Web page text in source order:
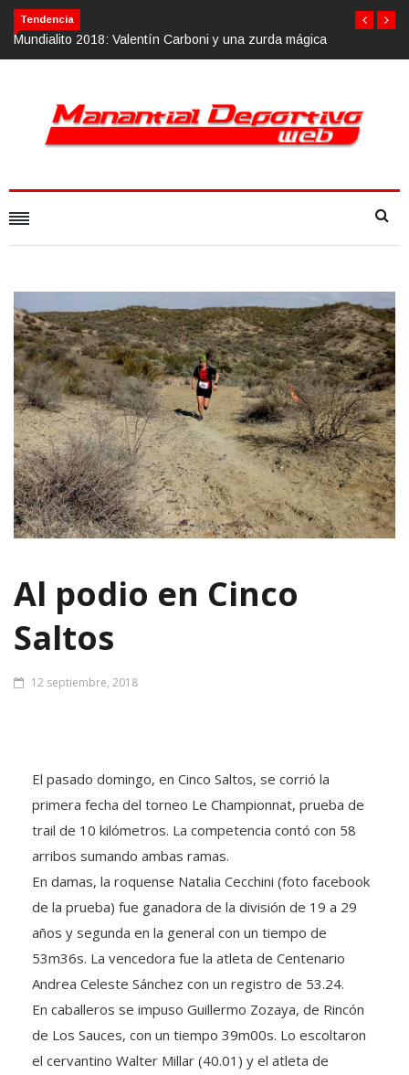
Tendencia
Mundialito 2018: Valentín Carboni y una zurda mágica
Al podio en Cinco
Saltos
12 septiembre, 2018
El pasado domingo, en Cinco Saltos, se corrió la
primera fecha del torneo Le Championnat, prueba de
trail de 10 kilómetros. La competencia contó con 58
arribos sumando ambas ramas.
En damas, la roquense Natalia Cecchini (foto facebook
de la prueba) fue ganadora de la división de 19 a 29
años y segunda en la general con un tiempo de
53m36s. La vencedora fue la atleta de Centenario
Andrea Celeste Sánchez con un registro de 53.24.
En caballeros se impuso Guillermo Zozaya, de Rincón
de Los Sauces, con un tiempo 39m00s. Lo escoltaron
el cervantino Walter Millar (40.01) y el atleta de